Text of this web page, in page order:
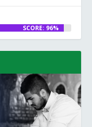
SCORE: 96%